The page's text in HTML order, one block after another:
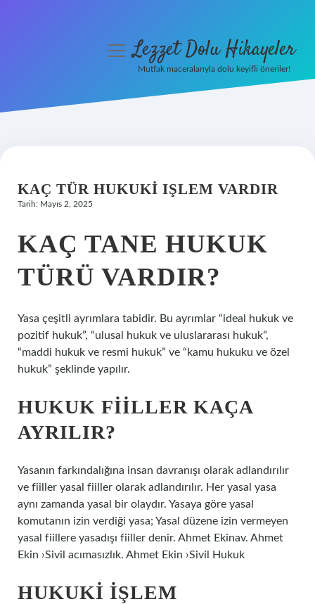
Hakkımızda
menüyüLezzet Dolu Hikayeler
Mutfak maceralarıyla dolu keyifli öneriler!
KAÇ TÜR HUKUKI IŞLEM VARDIR
Tarih: Mayıs 2, 2025
KAÇ TANE HUKUK
TÜRÜ VARDIR?
Yasa çeşitli ayrımlara tabidir. Bu ayrımlar “ideal hukuk ve
pozitif hukuk”, “ulusal hukuk ve uluslararası hukuk”,
“maddi hukuk ve resmi hukuk” ve “kamu hukuku ve özel
hukuk” şeklinde yapılır.
HUKUK FIILLER KAÇA
AYRILIR?
Yasanın farkındalığına insan davranışı olarak adlandırılır
ve fiiller yasal fiiller olarak adlandırılır. Her yasal yasa
aynı zamanda yasal bir olaydır. Yasaya göre yasal
komutanın izin verdiği yasa; Yasal düzene izin vermeyen
yasal fiillere yasadışı fiiller denir. Ahmet Ekinav. Ahmet
Ekin ›Sivil acımasızlık. Ahmet Ekin ›Sivil Hukuk
HUKUKI IŞLEM